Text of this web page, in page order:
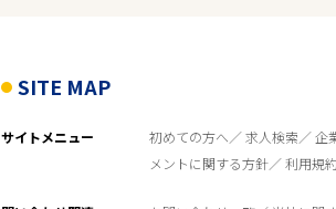
SITE MAP
サイトメニュー 初めての方へ 求人検索 企
メントに関する方針
利用規約